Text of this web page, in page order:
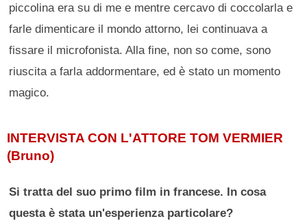
piccolina era su di me e mentre cercavo di coccolarla e
farle dimenticare il mondo attorno, lei continuava a
fissare il microfonista. Alla fine, non so come, sono
riuscita a farla addormentare, ed è stato un momento
magico.
INTERVISTA CON L'ATTORE TOM VERMIER
(Bruno)
Si tratta del suo primo film in francese. In cosa
questa è stata un'esperienza particolare?